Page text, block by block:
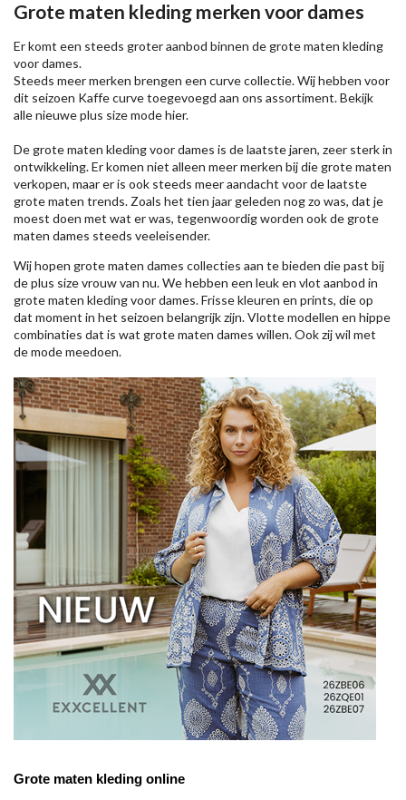
Grote maten kleding merken voor dames
Er komt een steeds groter aanbod binnen de grote maten kleding
voor dames.
Steeds meer merken brengen een curve collectie. Wij hebben voor
dit seizoen Kaffecurve toegevoegd aan ons assortiment. Bekijk
alle nieuweplus size modehier.
De grote maten kleding voor dames is de laatste jaren, zeer sterk in
ontwikkeling. Er komen niet alleen meer merken bij die grote maten
verkopen, maar er is ook steeds meer aandacht voor de laatste
grote maten trends. Zoals het tien jaar geleden nog zo was, dat je
moest doen met wat er was, tegenwoordig worden ook de grote
maten dames steeds veeleisender.
Wij hopen grote maten dames collecties aan te bieden die past bij
de plus size vrouw van nu. We hebben een leuk en vlot aanbod in
grote maten kleding voor dames. Frisse kleuren en prints, die op
dat moment in het seizoen belangrijk zijn. Vlotte modellen en hippe
combinaties dat is wat grote maten dames willen. Ook zij wil met
de mode meedoen.
Grote maten kleding online